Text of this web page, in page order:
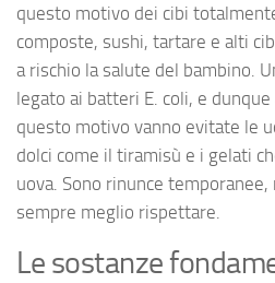
questo motivo dei cibi
composte, sushi, tartare e alti
a rischio la salute del bambino.
legato ai batteri E. coli, e
questo motivo vanno evitate le
dolci come il tiramisù e i gelati
uova. Sono rinunce
sempre meglio rispettare.
Le sostanze